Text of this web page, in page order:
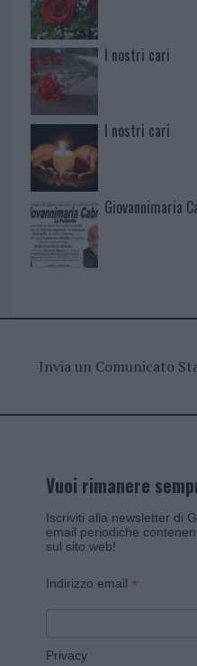
I nostri cari
I nostri cari
Giovannimaria
Invia un Comunicato
Vuoi rimanere
Iscriviti alla newsletter di
email periodiche
sul sito web!
Indirizzo email *
Privacy